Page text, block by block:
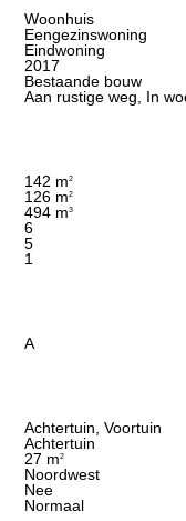
Woonhuis
Eengezinswoning
Eindwoning
2017
Bestaande bouw
Aan rustige weg, In
142 m2
126 m2
494 m3
6
5
1
A
Achtertuin, Voortuin
Achtertuin
27 m2
Noordwest
Nee
Normaal